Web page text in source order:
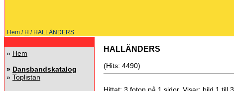
Hem / H / HALLÄNDERS
» Hem
» Dansbandskatalog
» Toplistan
HALLÄNDERS
(Hits: 4490)